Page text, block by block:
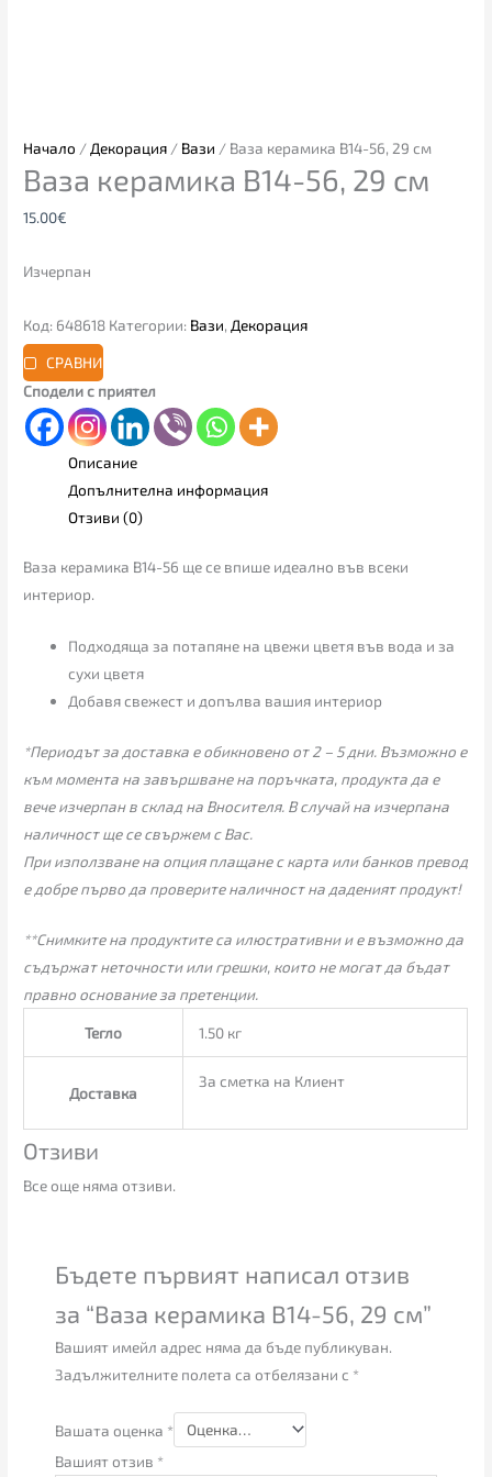
Начало / Декорация / Вази / Ваза керамика B14-56, 29 см
Ваза керамика B14-56, 29 см
15.00€
Изчерпан
Код: 648618 Категории: Вази, Декорация
СРАВНИ
Сподели с приятел
Описание
Допълнителна информация
Отзиви (0)
Ваза керамика B14-56 ще се впише идеално във всеки
интериор.
Подходяща за потапяне на цвежи цветя във вода и за
сухи цветя
Добавя свежест и допълва вашия интериор
*Периодът за доставка е обикновено от 2 – 5 дни. Възможно е
към момента на завършване на поръчката, продукта да е
вече изчерпан в склад на Вносителя. В случай на изчерпана
наличност ще се свържем с Вас.
При използване на опция плащане с карта или банков превод
е добре първо да проверите наличност на даденият продукт!
**Снимките на продуктите са илюстративни и е възможно да
съдържат неточности или грешки, които не могат да бъдат
правно основание за претенции.
Тегло 1.50 кг
Доставка
За сметка на Клиент
Отзиви
Все още няма отзиви.
Бъдете първият написал отзив
за “Ваза керамика B14-56, 29 см”
Вашият имейл адрес няма да бъде публикуван.
Задължителните полета са отбелязани с *
Вашата оценка *
Вашият отзив *